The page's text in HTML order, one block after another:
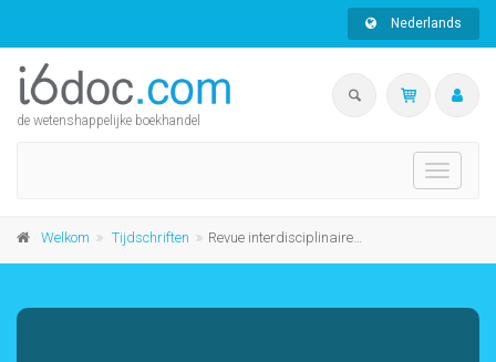
Nederlands
de wetenshappelijke boekhandel
Toggle
Welkom Tijdschriften Revue interdisciplinaire d'études juridiques